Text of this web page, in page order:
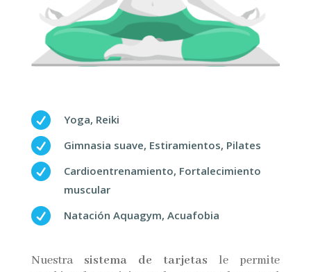
 Yoga, Reiki
 Gimnasia suave, Estiramientos, Pilates

Cardioentrenamiento, Fortalecimiento
muscular
 Natación Aquagym, Acuafobia
Nuestra sistema de tarjetas le permite